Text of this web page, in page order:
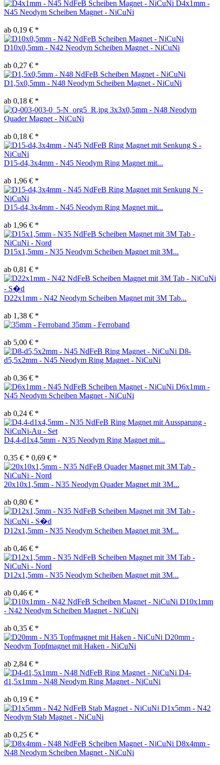
D4x1mm -
N45 Neodym Scheiben Magnet - NiCuNi
ab 0,19 € *
D10x0,5mm - N42 Neodym Scheiben Magnet - NiCuNi
ab 0,27 € *
D1,5x0,5mm - N48 Neodym Scheiben Magnet - NiCuNi
ab 0,18 € *
3x3x0,5mm - N48 Neodym
Quader Magnet - NiCuNi
ab 0,18 € *
D15-d4,3x4mm - N45 Neodym Ring Magnet mit...
ab 1,96 € *
D15-d4,3x4mm - N45 Neodym Ring Magnet mit...
ab 1,96 € *
D15x1,5mm - N35 Neodym Scheiben Magnet mit 3M...
ab 0,81 € *
D22x1mm - N42 Neodym Scheiben Magnet mit 3M Tab...
ab 1,38 € *
35mm - Ferroband
ab 5,00 € *
D8-
d5,5x2mm - N45 Neodym Ring Magnet - NiCuNi
ab 0,36 € *
D6x1mm -
N45 Neodym Scheiben Magnet - NiCuNi
ab 0,24 € *
D4,4-d1x4,5mm - N35 Neodym Ring Magnet mit...
0,35 € * 0,69 € *
20x10x1,5mm - N35 Neodym Quader Magnet mit 3M...
ab 0,80 € *
D12x1,5mm - N35 Neodym Scheiben Magnet mit 3M...
ab 0,46 € *
D12x1,5mm - N35 Neodym Scheiben Magnet mit 3M...
ab 0,46 € *
D10x1mm
- N42 Neodym Scheiben Magnet - NiCuNi
ab 0,35 € *
D20mm -
Neodym Topfmagnet mit Haken - NiCuNi
ab 2,84 € *
D4-
d1,5x1mm - N48 Neodym Ring Magnet - NiCuNi
ab 0,19 € *
D1x5mm - N42
Neodym Stab Magnet - NiCuNi
ab 0,25 € *
D8x4mm -
N48 Neodym Scheiben Magnet - NiCuNi